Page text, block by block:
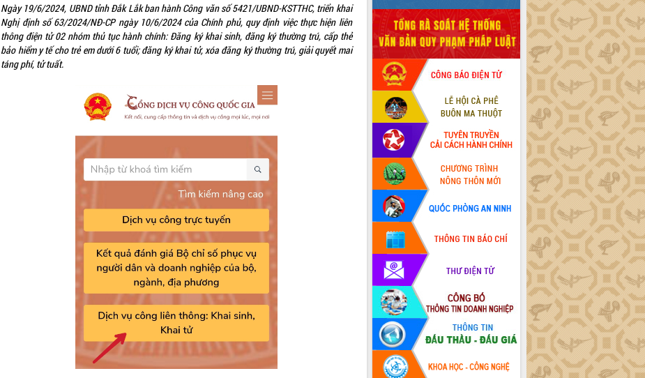
Ngày 19/6/2024, UBND tỉnh Đắk Lắk ban hành Công văn số 5421/UBND-KSTTHC, triển khai
Nghị định số 63/2024/NĐ-CP ngày 10/6/2024 của Chính phủ, quy định việc thực hiện liên
thông điện tử 02 nhóm thủ tục hành chính: Đăng ký khai sinh, đăng ký thường trú, cấp thẻ
bảo hiểm y tế cho trẻ em dưới 6 tuổi; đăng ký khai tử, xóa đăng ký thường trú, giải quyết mai
táng phí, tử tuất.